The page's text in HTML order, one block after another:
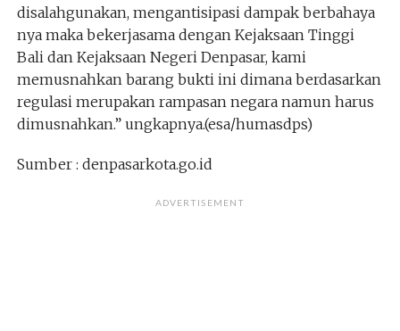
disalahgunakan, mengantisipasi dampak berbahaya
nya maka bekerjasama dengan Kejaksaan Tinggi
Bali dan Kejaksaan Negeri Denpasar, kami
memusnahkan barang bukti ini dimana berdasarkan
regulasi merupakan rampasan negara namun harus
dimusnahkan.” ungkapnya.(esa/humasdps)
Sumber : denpasarkota.go.id
ADVERTISEMENT